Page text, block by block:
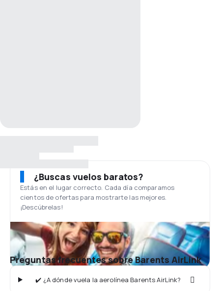
¿Buscas vuelos baratos?
Estás en el lugar correcto. Cada día comparamos
cientos de ofertas para mostrarte las mejores.
¡Descúbrelas!
Preguntas frecuentes sobre Barents AirLink
✔️ ¿A dónde vuela la aerolínea Barents AirLink?